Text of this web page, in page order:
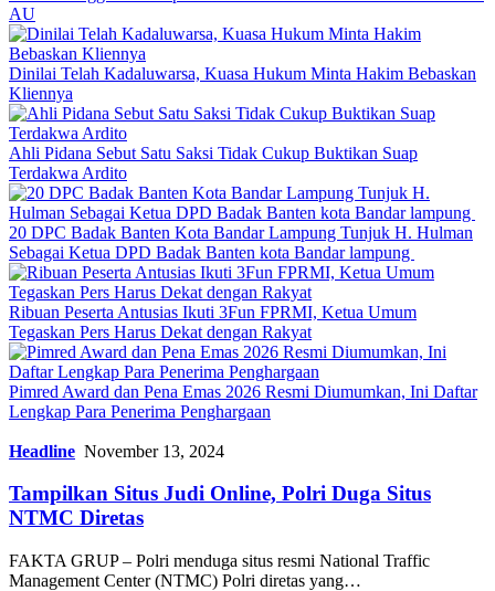
AU
Dinilai Telah Kadaluwarsa, Kuasa Hukum Minta Hakim Bebaskan
Kliennya
Ahli Pidana Sebut Satu Saksi Tidak Cukup Buktikan Suap
Terdakwa Ardito
20 DPC Badak Banten Kota Bandar Lampung Tunjuk H. Hulman
Sebagai Ketua DPD Badak Banten kota Bandar lampung
Ribuan Peserta Antusias Ikuti 3Fun FPRMI, Ketua Umum
Tegaskan Pers Harus Dekat dengan Rakyat
Pimred Award dan Pena Emas 2026 Resmi Diumumkan, Ini Daftar
Lengkap Para Penerima Penghargaan
Headline November 13, 2024
Tampilkan Situs Judi Online, Polri Duga Situs
NTMC Diretas
FAKTA GRUP – Polri menduga situs resmi National Traffic
Management Center (NTMC) Polri diretas yang…